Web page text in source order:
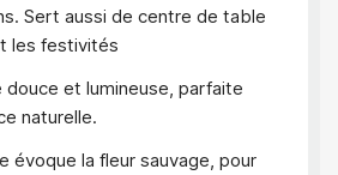
Sert aussi de centre de table
les festivités
douce et lumineuse, parfaite
naturelle.
évoque la fleur sauvage, pour